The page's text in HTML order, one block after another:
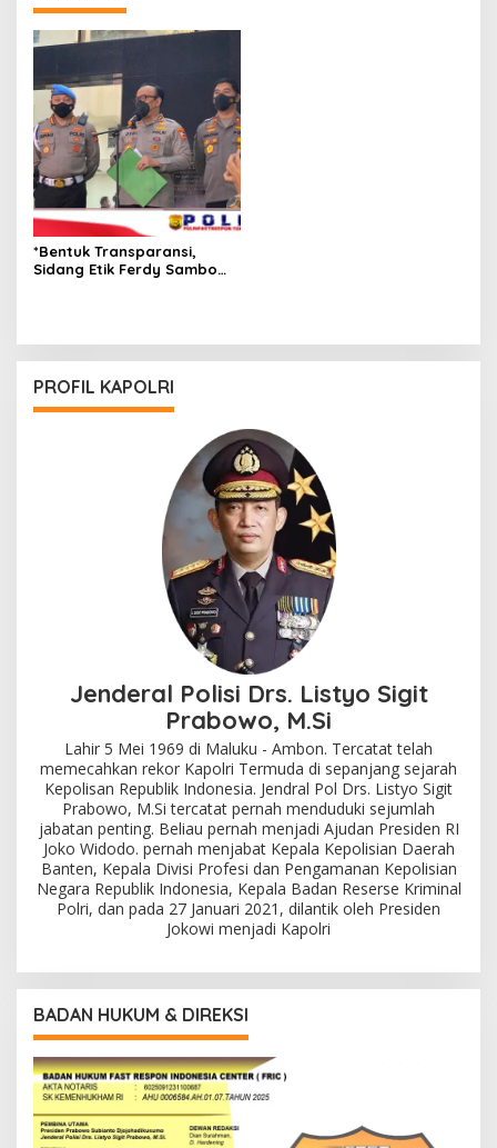
*Bentuk Transparansi,
Sidang Etik Ferdy Sambo
PROFIL KAPOLRI
Jenderal Polisi Drs. Listyo Sigit
Prabowo, M.Si
Lahir 5 Mei 1969 di Maluku - Ambon. Tercatat telah
memecahkan rekor Kapolri Termuda di sepanjang sejarah
Kepolisan Republik Indonesia. Jendral Pol Drs. Listyo Sigit
Prabowo, M.Si tercatat pernah menduduki sejumlah
jabatan penting. Beliau pernah menjadi Ajudan Presiden RI
Joko Widodo. pernah menjabat Kepala Kepolisian Daerah
Banten, Kepala Divisi Profesi dan Pengamanan Kepolisian
Negara Republik Indonesia, Kepala Badan Reserse Kriminal
Polri, dan pada 27 Januari 2021, dilantik oleh Presiden
Jokowi menjadi Kapolri
BADAN HUKUM & DIREKSI